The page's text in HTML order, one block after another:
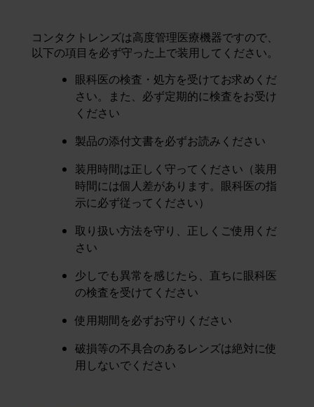
コンタクトレンズは高度管理医療機器ですので、
以下の項目を必ず守った上で装用してください。
眼科医の検査・処方を受けてお求めくだ
さい。また、必ず定期的に検査をお受け
ください
製品の添付文書を必ずお読みください
装用時間は正しく守ってください（装用
時間には個人差があります。眼科医の指
示に必ず従ってください）
取り扱い方法を守り、正しくご使用くだ
さい
少しでも異常を感じたら、直ちに眼科医
の検査を受けてください
使用期間を必ずお守りください
破損等の不具合のあるレンズは絶対に使
用しないでください